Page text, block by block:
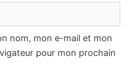
nom, mon e-mail et mon
pour mon prochain